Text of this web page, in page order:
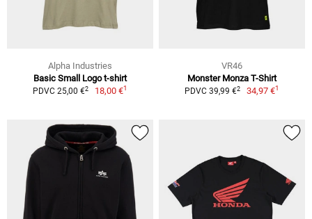
Alpha Industries
Basic Small Logo t-shirt
PDVC 25,00 €2 18,00 €1
VR46
Monster Monza T-Shirt
PDVC 39,99 €2 34,97 €1